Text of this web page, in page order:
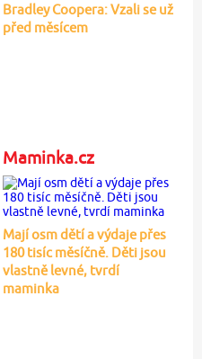
Bradley Coopera: Vzali se už
před měsícem
Maminka.cz
Mají osm dětí a výdaje přes
180 tisíc měsíčně. Děti jsou
vlastně levné, tvrdí
maminka